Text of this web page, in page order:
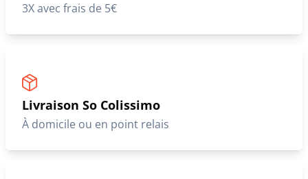
3X avec frais de 5€
Livraison So Colissimo
À domicile ou en point relais